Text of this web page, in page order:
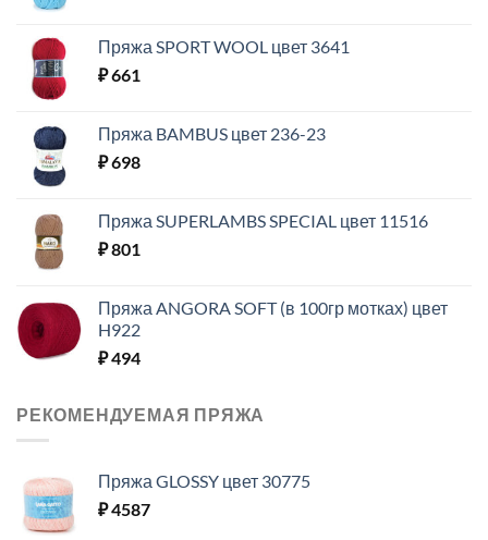
Пряжа SPORT WOOL цвет 3641
₽661
Пряжа BAMBUS цвет 236-23
₽698
Пряжа SUPERLAMBS SPECIAL цвет 11516
₽801
Пряжа ANGORA SOFT (в 100гр мотках) цвет
H922
₽494
РЕКОМЕНДУЕМАЯ ПРЯЖА
Пряжа GLOSSY цвет 30775
₽4587